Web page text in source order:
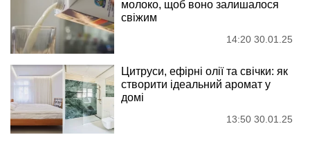
молоко, щоб воно залишалося
свіжим
14:20 30.01.25
Цитруси, ефірні олії та свічки: як
створити ідеальний аромат у
домі
13:50 30.01.25